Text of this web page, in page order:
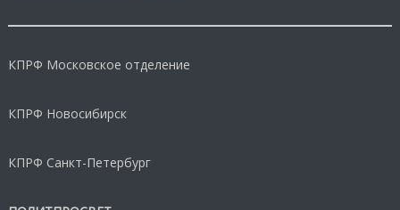
КПРФ Московское отделение
КПРФ Новосибирск
КПРФ Санкт-Петербург